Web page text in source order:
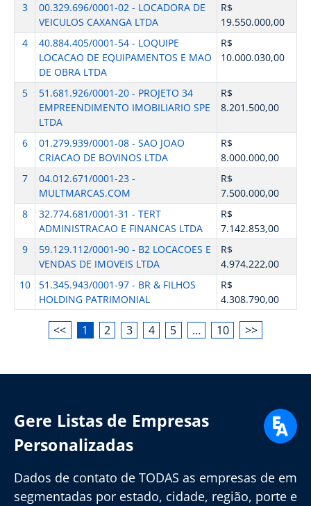
3
00.329.696/0001-02 - LOCADORA DE
VEICULOS CAXANGA LTDA
R$
19.550.000,00
4
40.884.405/0001-54 - LOQUIPE
LOCACAO DE EQUIPAMENTOS E MAO
DE OBRA LTDA
R$
10.000.030,00
5
51.681.926/0001-20 - PROJETO 34
EMPREENDIMENTO IMOBILIARIO SPE
LTDA
R$
8.201.500,00
6
01.279.939/0001-08 - SAO JOAO
CRIACAO DE BOVINOS LTDA
R$
8.000.000,00
7
04.012.671/0001-23 -
MULTMARCAS.COM
R$
7.500.000,00
8
32.774.681/0001-31 - TERT
ADMINISTRACAO E FINANCAS LTDA
R$
7.142.853,00
9
59.129.112/0001-90 - B2 LOCACOES E
VENDAS DE IMOVEIS LTDA
R$
4.974.222,00
10
51.345.943/0001-97 - BR & FILHOS
HOLDING PATRIMONIAL
R$
4.308.790,00
<< 1 2 3 4 5 … 10 >>
Gere Listas de Empresas
Personalizadas
Dados de contato de TODAS as empresas de em
segmentadas por estado, cidade, região, porte e